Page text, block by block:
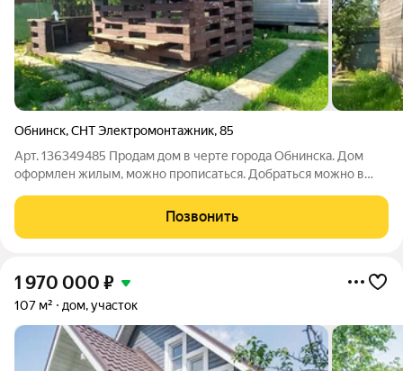
Обнинск,СНТ Электромонтажник,85
Арт. 136349485 Продам дом в черте города Обнинска. Дом
оформлен жилым, можно прописаться. Добраться можно в
ленточном фундаменте. Планировалось сделать в доме
туалет, душ. Надо доделывать.
Позвонить
1 970 000 ₽
107 м² дом, участок